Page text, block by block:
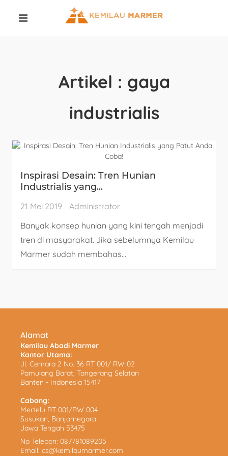
Artikel : gaya
industrialis
Inspirasi Desain: Tren Hunian
Industrialis yang...
21 Mei 2019
Administrator
Banyak konsep hunian yang kini tengah menjadi
tren di masyarakat. Jika sebelumnya Kemilau
Marmer sudah membahas...
Alamat
Kemilau Abadi Marmer
Kantor Utama:
Jl. Cemara 2 No. 36 RT 001/ RW 02
Pamulang Barat, Tangerang Selatan
Banten - Indonesia 15417
Cabang:
Mertelu RT 001/RW 004
Susukan, Banjarnegara
Jawa Tengah 53475
No Telepon: 087781089205
Email: cs@kemilaumarmer.com